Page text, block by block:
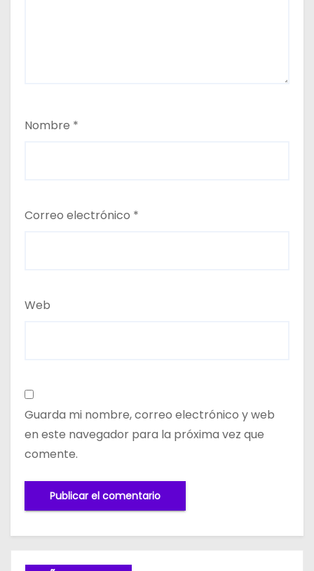
Nombre *
Correo electrónico *
Web
Guarda mi nombre, correo electrónico y web
en este navegador para la próxima vez que
comente.